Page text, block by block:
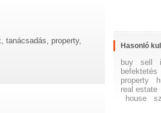
tanácsadás, property,
Hasonló
buy sell
befektetés
property
real estate
house